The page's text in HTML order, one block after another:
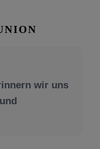
wir uns